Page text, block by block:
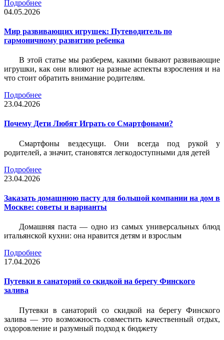
Подробнее
04.05.2026
Мир развивающих игрушек: Путеводитель по
гармоничному развитию ребенка
В этой статье мы разберем, какими бывают развивающие
игрушки, как они влияют на разные аспекты взросления и на
что стоит обратить внимание родителям.
Подробнее
23.04.2026
Почему Дети Любят Играть со Смартфонами?
Смартфоны вездесущи. Они всегда под рукой у
родителей, а значит, становятся легкодоступными для детей
Подробнее
23.04.2026
Заказать домашнюю пасту для большой компании на дом в
Москве: советы и варианты
Домашняя паста — одно из самых универсальных блюд
итальянской кухни: она нравится детям и взрослым
Подробнее
17.04.2026
Путевки в санаторий со скидкой на берегу Финского
залива
Путевки в санаторий со скидкой на берегу Финского
залива — это возможность совместить качественный отдых,
оздоровление и разумный подход к бюджету